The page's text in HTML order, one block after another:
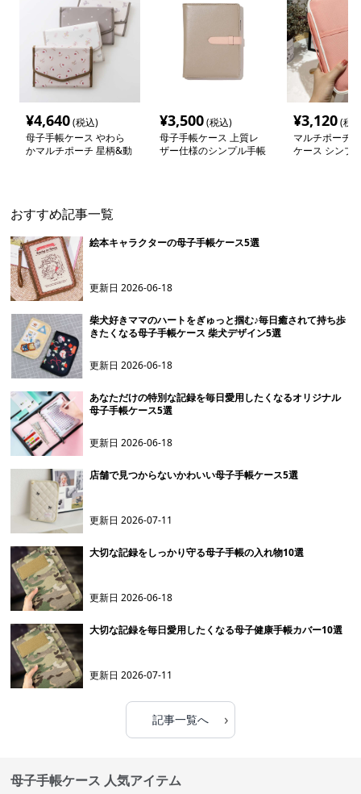
¥4,640(税込)
母子手帳ケース やわら
かマルチポーチ 星柄&動
¥3,500(税込)
母子手帳ケース 上質レ
ザー仕様のシンプル手帳
¥3,120(税
マルチポーチ
ケース シンプ
おすすめ記事一覧
絵本キャラクターの母子手帳ケース5選
更新日2026-06-18
柴犬好きママのハートをぎゅっと掴む♪毎日癒されて持ち歩
きたくなる母子手帳ケース 柴犬デザイン5選
更新日2026-06-18
あなただけの特別な記録を毎日愛用したくなるオリジナル
母子手帳ケース5選
更新日2026-06-18
店舗で見つからないかわいい母子手帳ケース5選
更新日2026-07-11
大切な記録をしっかり守る母子手帳の入れ物10選
更新日2026-06-18
大切な記録を毎日愛用したくなる母子健康手帳カバー10選
更新日2026-07-11
記事一覧へ ›
母子手帳ケース 人気アイテム